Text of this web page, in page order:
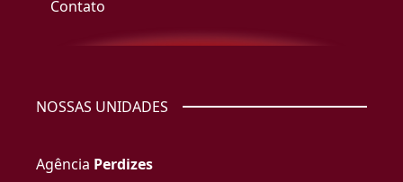
Contato
NOSSAS UNIDADES
Agência Perdizes